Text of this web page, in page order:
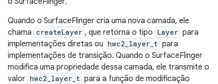
Quando o SurfaceFlinger cria uma nova camada, ele
chama createLayer , que retorna o tipo Layer para
implementações diretas ou hwc2_layer_t para
implementações de transição. Quando o SurfaceFlinger
modifica uma propriedade dessa camada, ele transmite o
valor hwc2_layer_t para a função de modificação